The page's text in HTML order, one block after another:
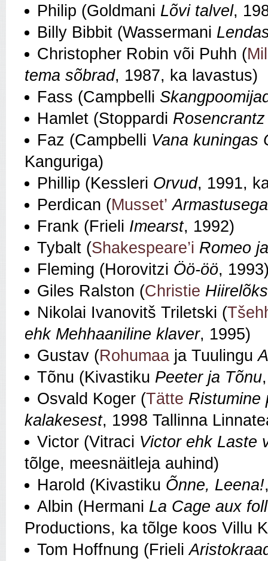
Philip (Goldmani Lõvi talvel,
Billy Bibbit (Wassermani
Christopher Robin või Puhh (
tema sõbrad, 1987, ka lavastus)
Fass (Campbelli
Hamlet (Stoppardi
Faz (Campbelli Vana kuningas
Kanguriga)
Phillip (Kessleri Orvud, 1991,
Perdican (Musset’
Frank (Frieli Imearst, 1992)
Tybalt (Shakespeare’i Romeo
Fleming (Horovitzi Öö-öö,
Giles Ralston (Christie Hiirelõks
Nikolai Ivanovitš Triletski (
ehk Mehhaaniline klaver, 1995)
Gustav (Rohumaa ja Tuulingu
Tõnu (Kivastiku Peeter ja Tõnu
Osvald Koger (Tätte Ristumine
kalakesest, 1998 Tallinna
Victor (Vitraci Victor ehk Laste
tõlge, meesnäitleja auhind)
Harold (Kivastiku Õnne, Leena!
Albin (Hermani La Cage aux
Productions, ka tõlge koos Villu
Tom Hoffnung (Frieli